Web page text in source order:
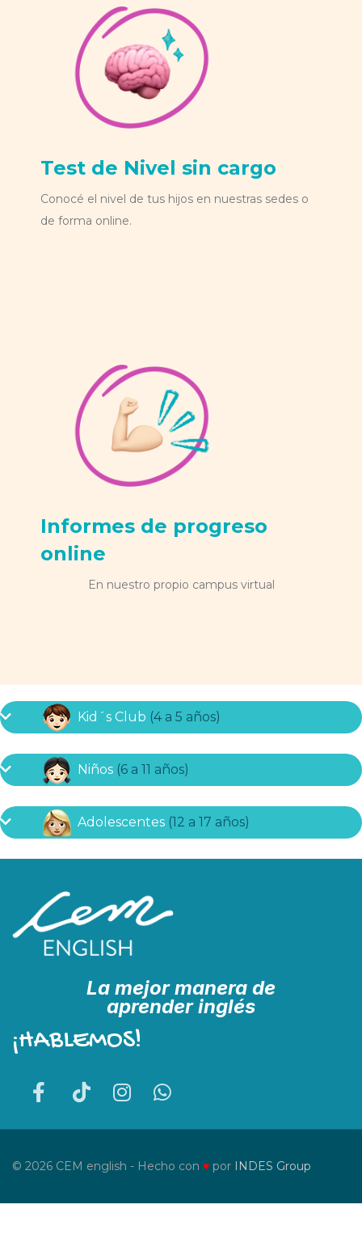
Test de Nivel sin cargo
Conocé el nivel de tus hijos en nuestras sedes o
de forma online.
Informes de progreso
online
En nuestro propio campus virtual
Kid´s Club (4 a 5 años)
Niños (6 a 11 años)
Adolescentes (12 a 17 años)
La mejor manera de
aprender inglés
¡HABLEMOS!
© 2026 CEM english - Hecho con ♥ por INDES Group